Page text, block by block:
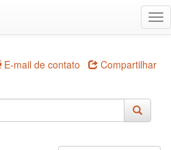
E-mail de contato Compartilhar